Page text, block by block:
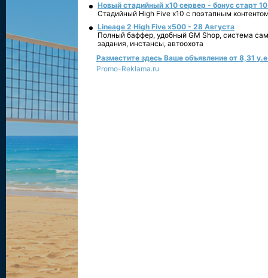
Новый стадийный х10 сервер - бонус старт
Стадийный High Five x10 с поэтапным
Lineage 2 High Five x500 - 28 Августа
Полный баффер, удобный GM Shop, система
задания, инстансы, автоохота
Разместите здесь Ваше объявление от 8,31
Promo-Reklama.ru